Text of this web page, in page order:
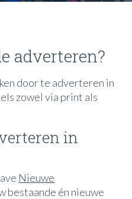
adverteren?
door te adverteren in
zowel via print als
in
Nieuwe
bestaande én nieuwe